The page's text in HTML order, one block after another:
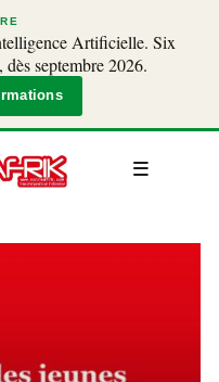
Artificielle. Six
septembre 2026.